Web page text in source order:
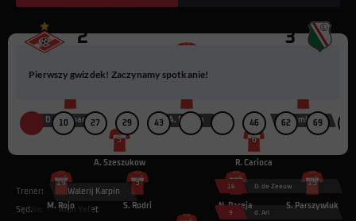
2 3
19
M. Rojo
3
S. Rodri
21
N. Pareja
15
S. Parszywluk
5
A. Szeszukow
6
R. Carioca
D. Kombarow A. Dziuba K. Kombarow
E. Emenike
Pierwszy gwizdek! Zaczynamy spotkanie!
27 29 43 46 62 69
Trener: Walerij Karpin
Sędzia: Alon Yefet
16 D. de Zeeuw
9 d. Ari